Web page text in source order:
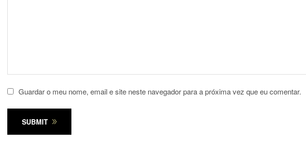
Guardar o meu nome, email e site neste navegador para a próxima vez que eu comentar.
SUBMIT